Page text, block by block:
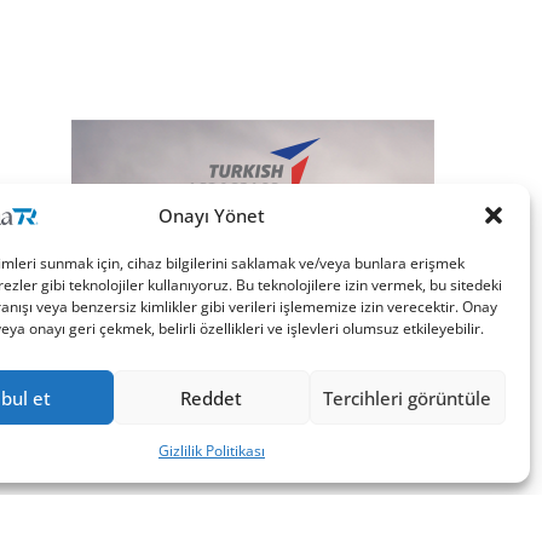
Onayı Yönet
sunmak için, cihaz bilgilerini saklamak ve/veya bunlara erişmek
gibi teknolojiler kullanıyoruz. Bu teknolojilere izin vermek, bu sitedeki
veya benzersiz kimlikler gibi verileri işlememize izin verecektir. Onay
onayı geri çekmek, belirli özellikleri ve işlevleri olumsuz etkileyebilir.
et Reddet Tercihleri görüntüle
Gizlilik Politikası